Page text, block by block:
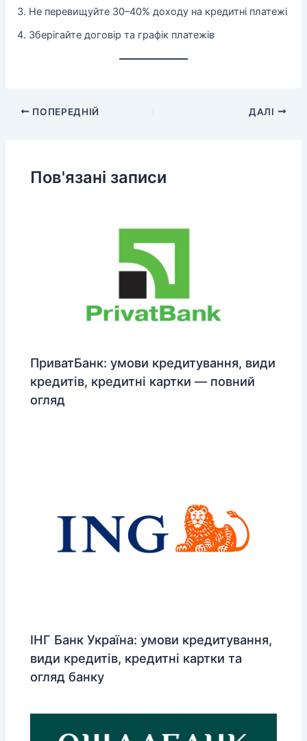
Не перевищуйте 30–40% доходу на кредитні платежі
Зберігайте договір та графік платежів
ПОПЕРЕДНІЙ ДАЛІ
Пов'язані записи
ПриватБанк: умови кредитування, види
кредитів, кредитні картки — повний
огляд
ІНГ Банк Україна: умови кредитування,
види кредитів, кредитні картки та
огляд банку